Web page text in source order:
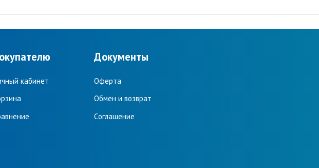
кабинет
Документы
Оферта
Обмен и возврат
Соглашение